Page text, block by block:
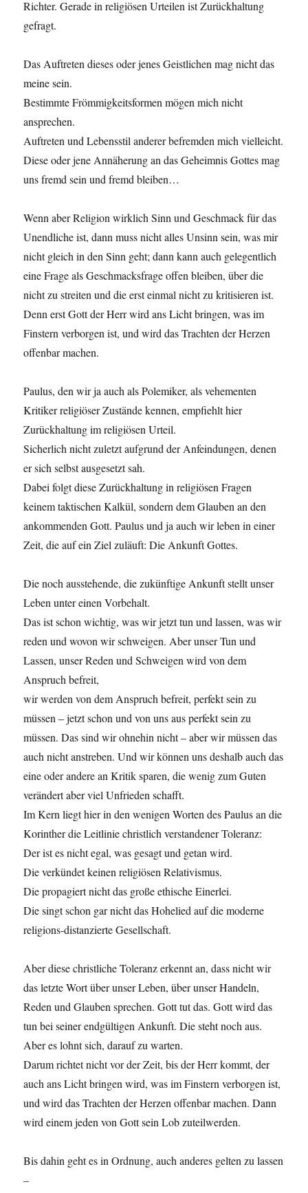
Richter. Gerade in religiösen Urteilen ist Zurückhaltung
gefragt.
Das Auftreten dieses oder jenes Geistlichen mag nicht das
meine sein.
Bestimmte Frömmigkeitsformen mögen mich nicht
ansprechen.
Auftreten und Lebensstil anderer befremden mich vielleicht.
Diese oder jene Annäherung an das Geheimnis Gottes mag
uns fremd sein und fremd bleiben…
Wenn aber Religion wirklich Sinn und Geschmack für das
Unendliche ist, dann muss nicht alles Unsinn sein, was mir
nicht gleich in den Sinn geht; dann kann auch gelegentlich
eine Frage als Geschmacksfrage offen bleiben, über die
nicht zu streiten und die erst einmal nicht zu kritisieren ist.
Denn erst Gott der Herr wird ans Licht bringen, was im
Finstern verborgen ist, und wird das Trachten der Herzen
offenbar machen.
Paulus, den wir ja auch als Polemiker, als vehementen
Kritiker religiöser Zustände kennen, empfiehlt hier
Zurückhaltung im religiösen Urteil.
Sicherlich nicht zuletzt aufgrund der Anfeindungen, denen
er sich selbst ausgesetzt sah.
Dabei folgt diese Zurückhaltung in religiösen Fragen
keinem taktischen Kalkül, sondern dem Glauben an den
ankommenden Gott. Paulus und ja auch wir leben in einer
Zeit, die auf ein Ziel zuläuft: Die Ankunft Gottes.
Die noch ausstehende, die zukünftige Ankunft stellt unser
Leben unter einen Vorbehalt.
Das ist schon wichtig, was wir jetzt tun und lassen, was wir
reden und wovon wir schweigen. Aber unser Tun und
Lassen, unser Reden und Schweigen wird von dem
Anspruch befreit,
wir werden von dem Anspruch befreit, perfekt sein zu
müssen – jetzt schon und von uns aus perfekt sein zu
müssen. Das sind wir ohnehin nicht – aber wir müssen das
auch nicht anstreben. Und wir können uns deshalb auch das
eine oder andere an Kritik sparen, die wenig zum Guten
verändert aber viel Unfrieden schafft.
Im Kern liegt hier in den wenigen Worten des Paulus an die
Korinther die Leitlinie christlich verstandener Toleranz:
Der ist es nicht egal, was gesagt und getan wird.
Die verkündet keinen religiösen Relativismus.
Die propagiert nicht das große ethische Einerlei.
Die singt schon gar nicht das Hohelied auf die moderne
religions-distanzierte Gesellschaft.
Aber diese christliche Toleranz erkennt an, dass nicht wir
das letzte Wort über unser Leben, über unser Handeln,
Reden und Glauben sprechen. Gott tut das. Gott wird das
tun bei seiner endgültigen Ankunft. Die steht noch aus.
Aber es lohnt sich, darauf zu warten.
Darum richtet nicht vor der Zeit, bis der Herr kommt, der
auch ans Licht bringen wird, was im Finstern verborgen ist,
und wird das Trachten der Herzen offenbar machen. Dann
wird einem jeden von Gott sein Lob zuteilwerden.
Bis dahin geht es in Ordnung, auch anderes gelten zu lassen
–